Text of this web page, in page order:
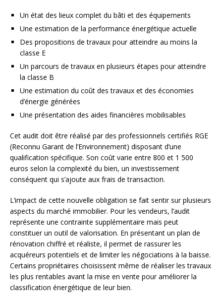
Un état des lieux complet du bâti et des équipements
Une estimation de la performance énergétique actuelle
Des propositions de travaux pour atteindre au moins la
classe E
Un parcours de travaux en plusieurs étapes pour atteindre
la classe B
Une estimation du coût des travaux et des économies
d’énergie générées
Une présentation des aides financières mobilisables
Cet audit doit être réalisé par des professionnels certifiés RGE
(Reconnu Garant de l’Environnement) disposant d’une
qualification spécifique. Son coût varie entre 800 et 1 500
euros selon la complexité du bien, un investissement
conséquent qui s’ajoute aux frais de transaction.
L’impact de cette nouvelle obligation se fait sentir sur plusieurs
aspects du marché immobilier. Pour les vendeurs, l’audit
représente une contrainte supplémentaire mais peut
constituer un outil de valorisation. En présentant un plan de
rénovation chiffré et réaliste, il permet de rassurer les
acquéreurs potentiels et de limiter les négociations à la baisse.
Certains propriétaires choisissent même de réaliser les travaux
les plus rentables avant la mise en vente pour améliorer la
classification énergétique de leur bien.